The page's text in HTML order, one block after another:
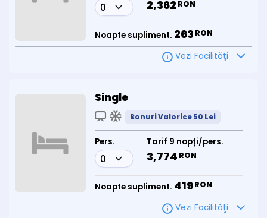
2,362 RON
Noapte supliment. 263 RON
Vezi Facilităţi
Single
Bonuri Valorice 50 Lei
Pers. Tarif 9 nopți/pers.
3,774 RON
Noapte supliment. 419RON
Vezi Facilităţi